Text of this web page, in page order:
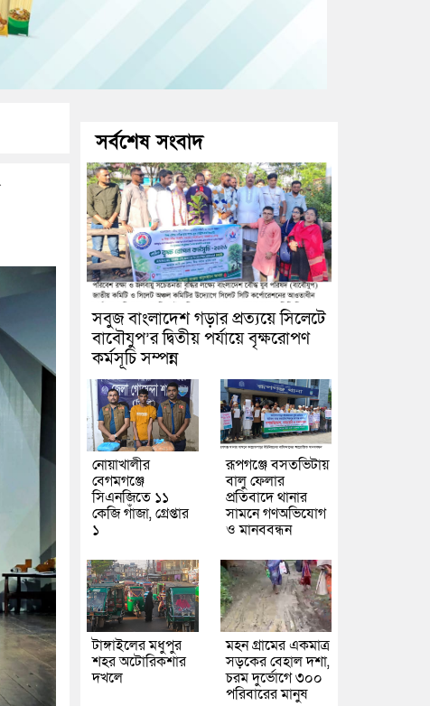
সর্বশেষ সংবাদ
সবুজ বাংলাদেশ গড়ার প্রত্যয়ে সিলেটে
বাবৌযুপ’র দ্বিতীয় পর্যায়ে বৃক্ষরোপণ
কর্মসূচি সম্পন্ন
নোয়াখালীর
বেগমগঞ্জে
সিএনজিতে ১১
কেজি গাঁজা, গ্রেপ্তার
১
রূপগঞ্জে বসতভিটায়
বালু ফেলার
প্রতিবাদে থানার
সামনে গণঅভিযোগ
ও মানববন্ধন
টাঙ্গাইলের মধুপুর
শহর অটোরিকশার
দখলে
মহন গ্রামের একমাত্র
সড়কের বেহাল দশা,
চরম দুর্ভোগে ৩০০
পরিবারের মানুষ